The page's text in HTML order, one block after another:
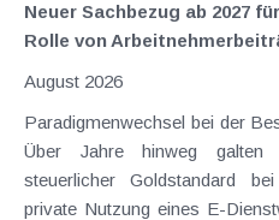
Neuer Sachbezug ab 2027
Rolle von
August 2026
Paradigmenwechsel bei der
Über Jahre hinweg galten
steuerlicher Goldstandard
private Nutzung eines E-